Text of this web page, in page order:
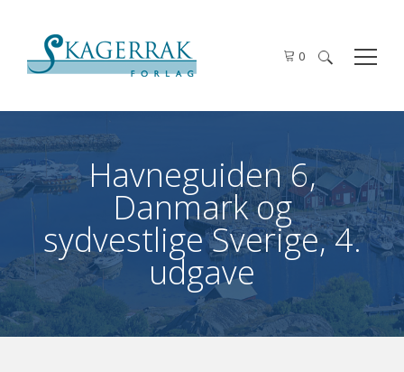
0
Søg
efter:
Havneguiden 6,
Danmark og
sydvestlige Sverige, 4.
udgave